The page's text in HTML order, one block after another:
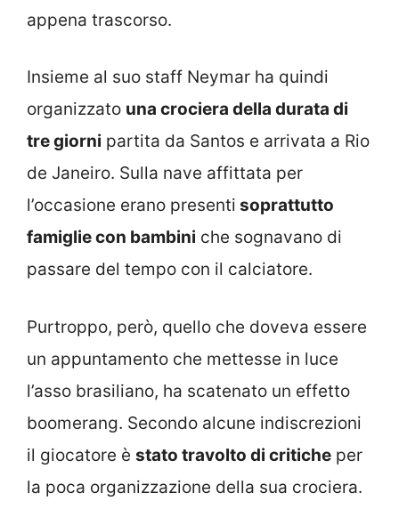
appena trascorso.
Insieme al suo staff Neymar ha quindi
organizzato una crociera della durata di
tre giorni partita da Santos e arrivata a Rio
de Janeiro. Sulla nave affittata per
l’occasione erano presenti soprattutto
famiglie con bambini che sognavano di
passare del tempo con il calciatore.
Purtroppo, però, quello che doveva essere
un appuntamento che mettesse in luce
l’asso brasiliano, ha scatenato un effetto
boomerang. Secondo alcune indiscrezioni
il giocatore è stato travolto di critiche per
la poca organizzazione della sua crociera.